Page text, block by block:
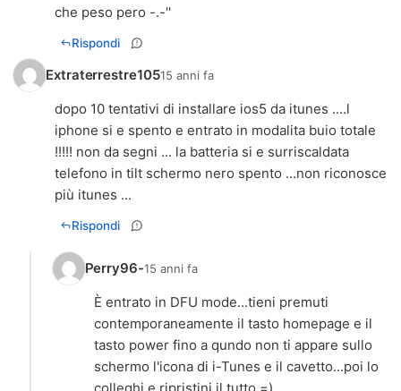
che peso pero -.-''
Rispondi
Extraterrestre10515 anni fa
dopo 10 tentativi di installare ios5 da itunes ....l
iphone si e spento e entrato in modalita buio totale
!!!!! non da segni ... la batteria si e surriscaldata
telefono in tilt schermo nero spento ...non riconosce
più itunes ...
Rispondi
Perry96-15 anni fa
È entrato in DFU mode...tieni premuti
contemporaneamente il tasto homepage e il
tasto power fino a qundo non ti appare sullo
schermo l'icona di i-Tunes e il cavetto...poi lo
colleghi e ripristini il tutto =)